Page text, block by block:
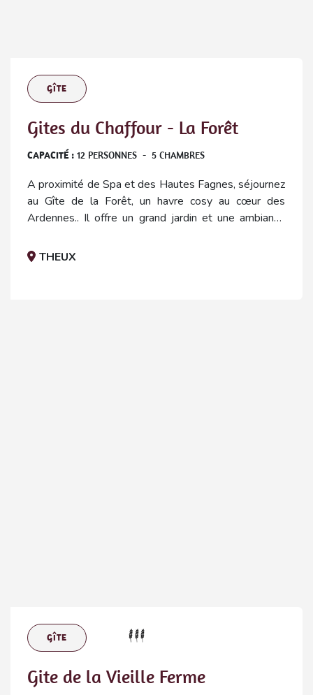
GÎTE
Gites du Chaffour - La Forêt
CAPACITÉ : 12 PERSONNES - 5 CHAMBRES
A proximité de Spa et des Hautes Fagnes, séjournez
au Gîte de la Forêt, un havre cosy au cœur des
Ardennes.. Il offre un grand jardin et une ambiance
THEUX
GÎTE
Gite de la Vieille Ferme